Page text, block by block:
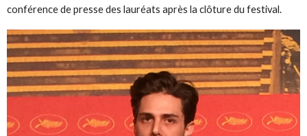
conférence de presse des lauréats après la clôture du festival.